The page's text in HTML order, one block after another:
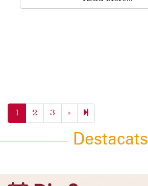
1 2 3 » Next
page
Destacats